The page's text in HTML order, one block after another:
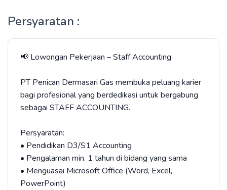
Persyaratan :
📢 Lowongan Pekerjaan – Staff Accounting
PT Penican Dermasari Gas membuka peluang karier
bagi profesional yang berdedikasi untuk bergabung
sebagai STAFF ACCOUNTING.
Persyaratan:
• Pendidikan D3/S1 Accounting
• Pengalaman min. 1 tahun di bidang yang sama
• Menguasai Microsoft Office (Word, Excel,
PowerPoint)